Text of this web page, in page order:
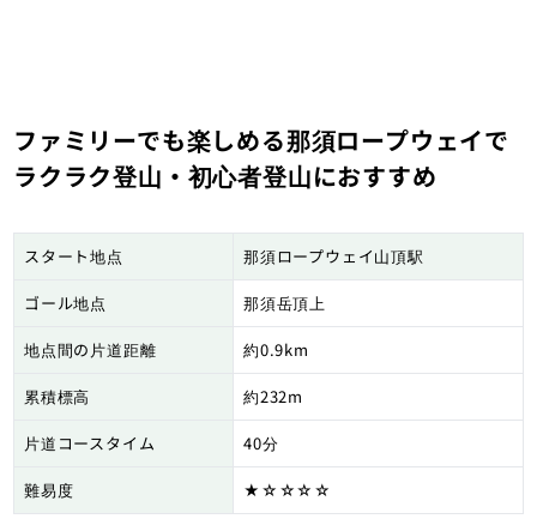
ファミリーでも楽しめる那須ロープウェイで
ラクラク登山・初心者登山におすすめ
スタート地点 那須ロープウェイ山頂駅
ゴール地点 那須岳頂上
地点間の片道距離 約0.9km
累積標高 約232m
片道コースタイム 40分
難易度 ★☆☆☆☆